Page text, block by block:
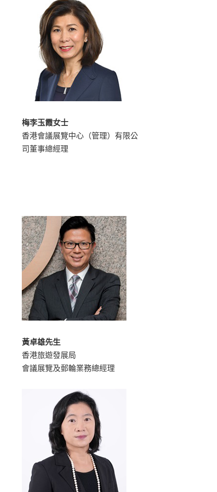
梅李玉霞女士
香港會議展覽中心（管理）有限公
司董事總經理
黃卓雄先生
香港旅遊發展局
會議展覽及郵輪業務總經理